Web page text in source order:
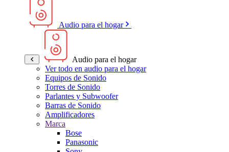
Audio para el hogar
Audio para el hogar
Ver todo en audio para el hogar
Equipos de Sonido
Torres de Sonido
Parlantes y Subwoofer
Barras de Sonido
Amplificadores
Marca
Bose
Panasonic